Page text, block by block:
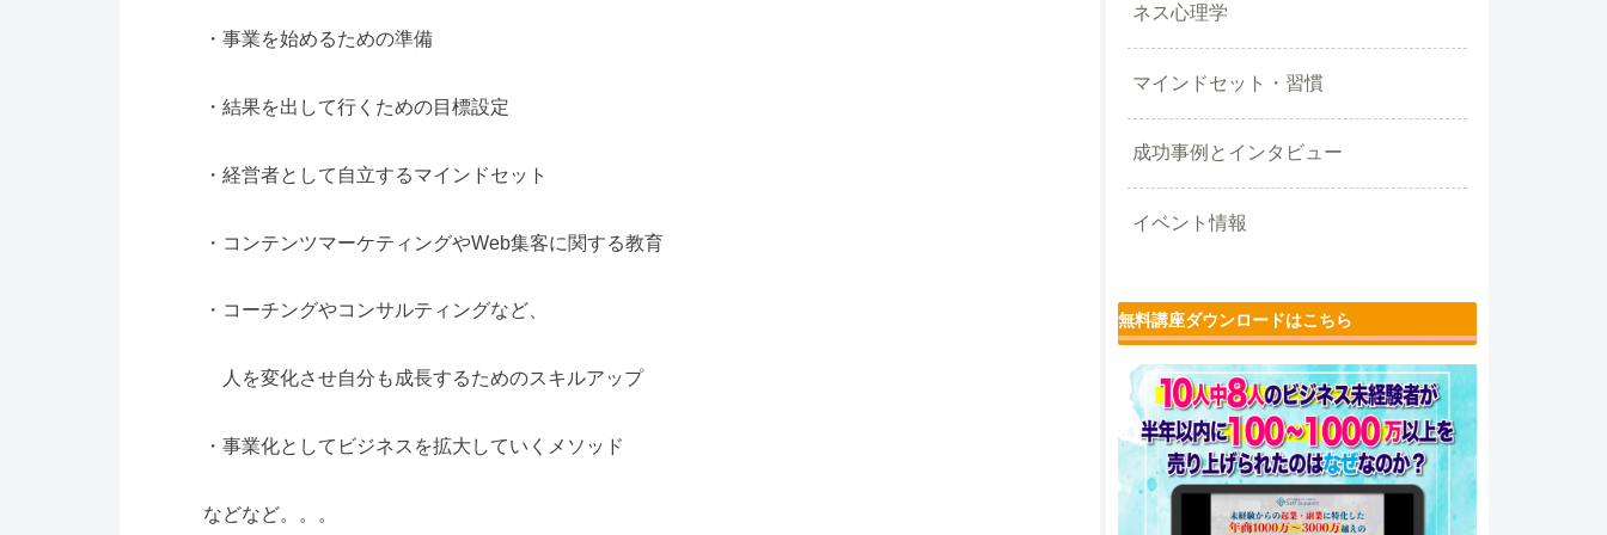
・事業を始めるための準備
・結果を出して行くための目標設定
・経営者として自立するマインドセット
・コンテンツマーケティングやWeb集客に関する教育
・コーチングやコンサルティングなど、
人を変化させ自分も成長するためのスキルアップ
・事業化としてビジネスを拡大していくメソッド
などなど。。。
ネス心理学
マインドセット・習慣
成功事例とインタビュー
イベント情報
無料講座ダウンロードはこちら